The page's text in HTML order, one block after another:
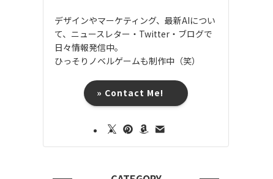
デザインやマーケティング、最新AIについ
て、ニュースレター・Twitter・ブログで
日々情報発信中。
ひっそりノベルゲームも制作中（笑）
» Contact Me!